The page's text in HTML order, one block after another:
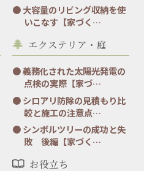
大容量のリビング収納を使
いこなす【家づく…
エクステリア・庭
義務化された太陽光発電の
点検の実際【家づ…
シロアリ防除の見積もり比
較と施工の注意点…
シンボルツリーの成功と失
敗 後編【家づく…
お役立ち